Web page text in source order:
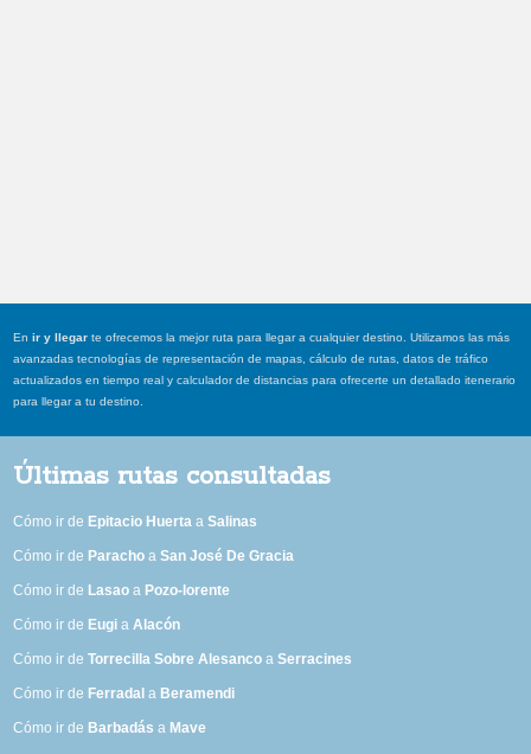
Enir y llegar te ofrecemos la mejor ruta para llegar a cualquier destino. Utilizamos las más
avanzadas tecnologías de representación de mapas, cálculo de rutas, datos de tráfico
actualizados en tiempo real y calculador de distancias para ofrecerte un detallado itenerario
para llegar a tu destino.
Últimas rutas consultadas
Cómo ir de Epitacio Huerta aSalinas
Cómo ir de Paracho aSan José De Gracia
Cómo ir de Lasao a Pozo-lorente
Cómo ir de Eugi aAlacón
Cómo ir deTorrecilla Sobre Alesanco aSerracines
Cómo ir de Ferradal a Beramendi
Cómo ir de Barbadás a Mave